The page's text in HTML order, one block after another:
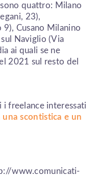
quattro: Milano
23),
9), Cusano Milanino
Naviglio (Via
ai quali se ne
2021 sul resto del
freelance interessati
una scontistica e un
www.comunicati-